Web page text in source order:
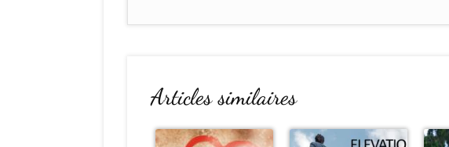
Articles similaires